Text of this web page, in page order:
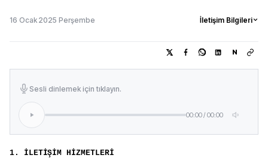
16 Ocak 2025 Perşembe İletişim Bilgileri
N
Sesli dinlemek için tıklayın.
00:00/00:00
1. İLETİŞİM HİZMETLERİ